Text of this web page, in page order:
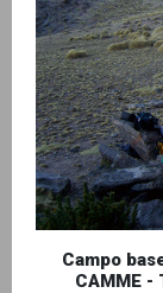
Campo
CAMME -